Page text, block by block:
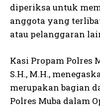
diperiksa untuk
anggota yang
atau pelanggaran
Kasi Propam Polres
S.H., M.H.,
merupakan bagian
Polres Muba dalam